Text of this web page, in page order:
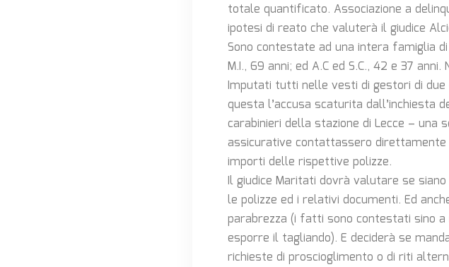
totale quantificato. Associazione a
ipotesi di reato che valuterà il giudice
Sono contestate ad una intera famiglia
M.I., 69 anni; ed A.C ed S.C., 42 e 37
Imputati tutti nelle vesti di gestori di
questa l’accusa scaturita dall’inchiesta
carabinieri della stazione di Lecce – una
assicurative contattassero
importi delle rispettive polizze.
Il giudice Maritati dovrà valutare se
le polizze ed i relativi documenti. Ed
parabrezza (i fatti sono contestati sino a
esporre il tagliando). E deciderà se
richieste di proscioglimento o di riti